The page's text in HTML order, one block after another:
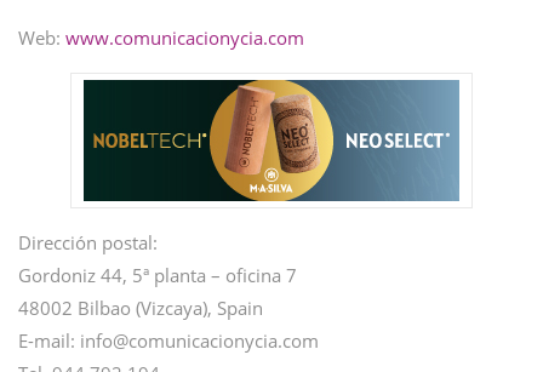
Web: www.comunicacionycia.com
Dirección postal:
Gordoniz 44, 5ª planta – oficina 7
48002 Bilbao (Vizcaya), Spain
E-mail: info@comunicacionycia.com